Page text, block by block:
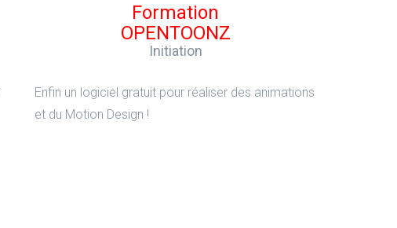
Formation
OPENTOONZ
Initiation
Enfin un logiciel gratuit pour réaliser des animations
et du Motion Design !